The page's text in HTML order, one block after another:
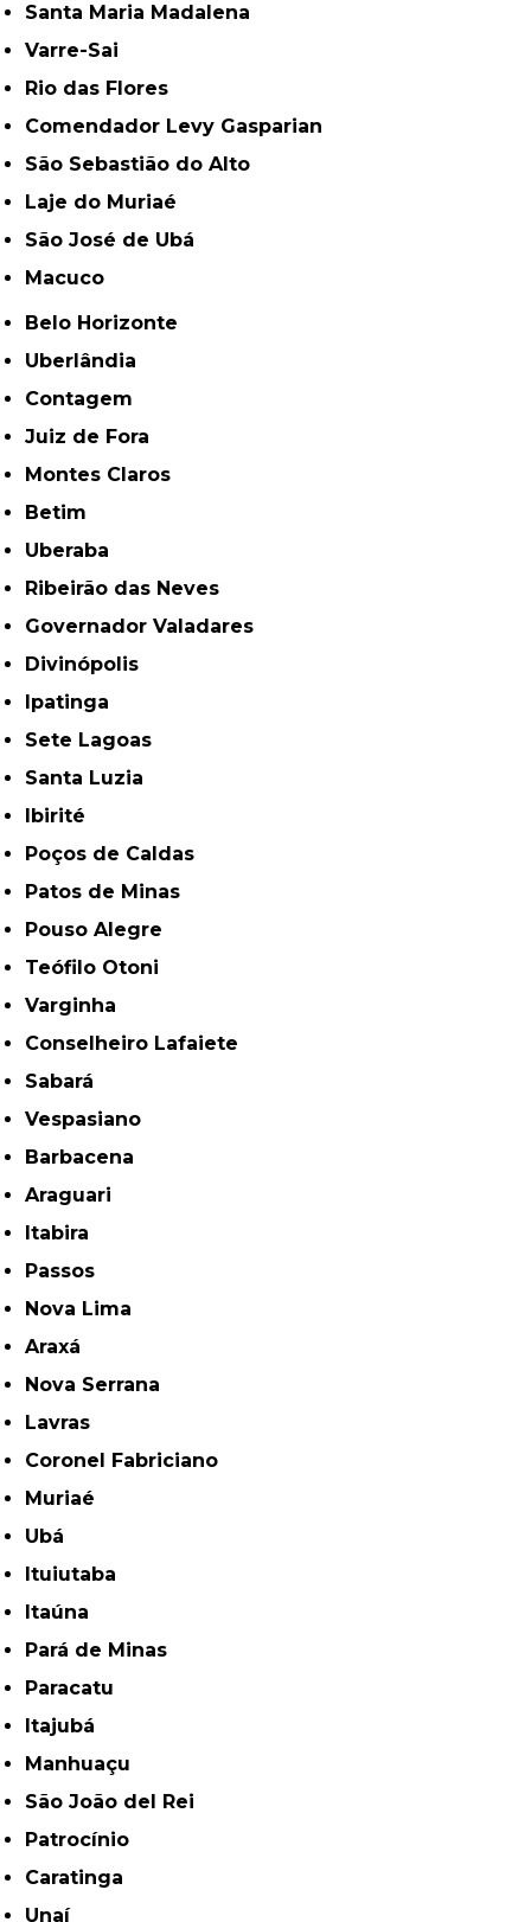
Santa Maria Madalena
Varre-Sai
Rio das Flores
Comendador Levy Gasparian
São Sebastião do Alto
Laje do Muriaé
São José de Ubá
Macuco
Belo Horizonte
Uberlândia
Contagem
Juiz de Fora
Montes Claros
Betim
Uberaba
Ribeirão das Neves
Governador Valadares
Divinópolis
Ipatinga
Sete Lagoas
Santa Luzia
Ibirité
Poços de Caldas
Patos de Minas
Pouso Alegre
Teófilo Otoni
Varginha
Conselheiro Lafaiete
Sabará
Vespasiano
Barbacena
Araguari
Itabira
Passos
Nova Lima
Araxá
Nova Serrana
Lavras
Coronel Fabriciano
Muriaé
Ubá
Ituiutaba
Itaúna
Pará de Minas
Paracatu
Itajubá
Manhuaçu
São João del Rei
Patrocínio
Caratinga
Unaí